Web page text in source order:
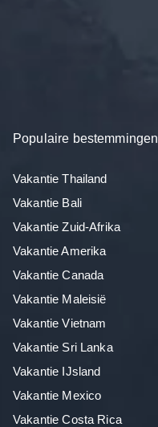
Populaire bestemmingen
Vakantie Thailand
Vakantie Bali
Vakantie Zuid-Afrika
Vakantie Amerika
Vakantie Canada
Vakantie Maleisië
Vakantie Vietnam
Vakantie Sri Lanka
Vakantie IJsland
Vakantie Mexico
Vakantie Costa Rica